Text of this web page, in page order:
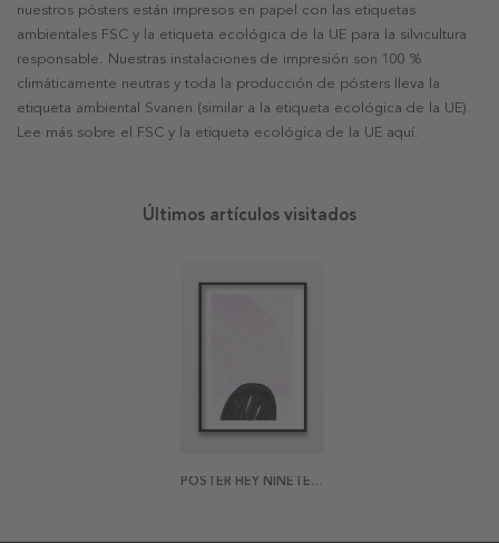
nuestros pósters están impresos en papel con las etiquetas
ambientales FSC y la etiqueta ecológica de la UE para la silvicultura
responsable. Nuestras instalaciones de impresión son 100 %
climáticamente neutras y toda la producción de pósters lleva la
etiqueta ambiental Svanen (similar a la etiqueta ecológica de la UE).
Lee más sobre el FSC y la etiqueta ecológica de la UE aquí.
Últimos artículos visitados
POSTER HEY NINETEEN